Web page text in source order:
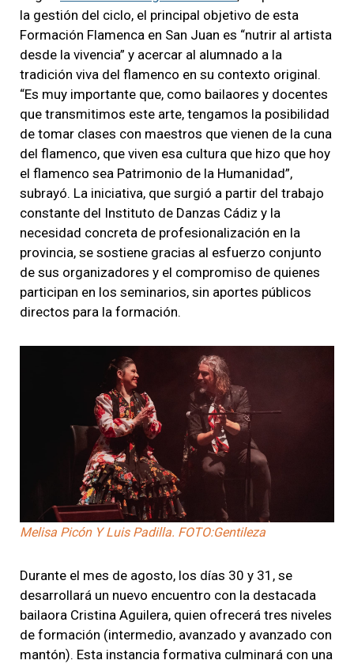
la gestión del ciclo, el principal objetivo de esta
Formación Flamenca en San Juan es “nutrir al artista
desde la vivencia” y acercar al alumnado a la
tradición viva del flamenco en su contexto original.
“Es muy importante que, como bailaores y docentes
que transmitimos este arte, tengamos la posibilidad
de tomar clases con maestros que vienen de la cuna
del flamenco, que viven esa cultura que hizo que hoy
el flamenco sea Patrimonio de la Humanidad”,
subrayó. La iniciativa, que surgió a partir del trabajo
constante del Instituto de Danzas Cádiz y la
necesidad concreta de profesionalización en la
provincia, se sostiene gracias al esfuerzo conjunto
de sus organizadores y el compromiso de quienes
participan en los seminarios, sin aportes públicos
directos para la formación.
Melisa Picón Y Luis Padilla. FOTO:Gentileza
Durante el mes de agosto, los días 30 y 31, se
desarrollará un nuevo encuentro con la destacada
bailaora Cristina Aguilera, quien ofrecerá tres niveles
de formación (intermedio, avanzado y avanzado con
mantón). Esta instancia formativa culminará con una